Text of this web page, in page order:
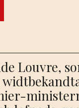
Louvre,